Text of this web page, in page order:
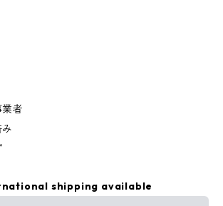
者
shipping available